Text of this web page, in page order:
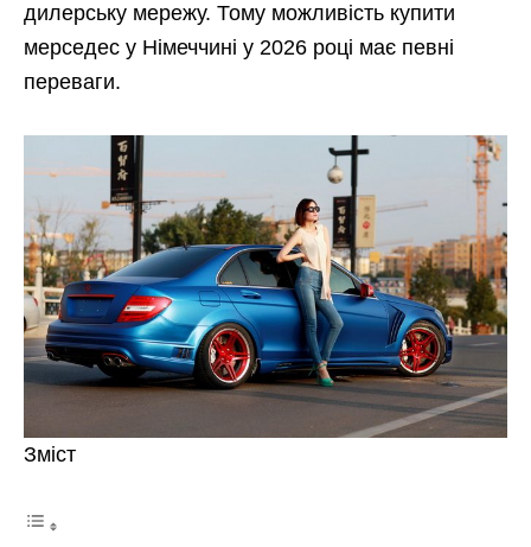
дилерську мережу. Тому можливість купити
мерседес у Німеччині у 2026 році має певні
переваги.
Зміст